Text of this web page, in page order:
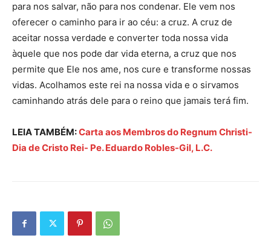
para nos salvar, não para nos condenar. Ele vem nos
oferecer o caminho para ir ao céu: a cruz. A cruz de
aceitar nossa verdade e converter toda nossa vida
àquele que nos pode dar vida eterna, a cruz que nos
permite que Ele nos ame, nos cure e transforme nossas
vidas. Acolhamos este rei na nossa vida e o sirvamos
caminhando atrás dele para o reino que jamais terá fim.
LEIA TAMBÉM:Carta aos Membros do Regnum Christi-
Dia de Cristo Rei- Pe. Eduardo Robles-Gil, L.C.